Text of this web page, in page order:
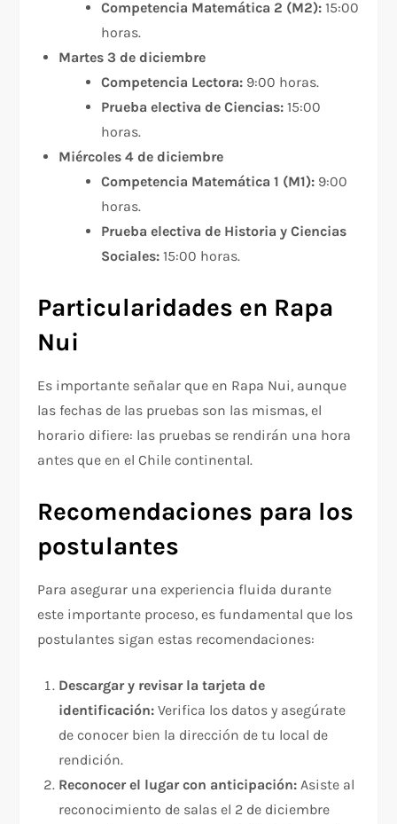
Competencia Matemática 2 (M2): 15:00
horas.
Martes 3 de diciembre
Competencia Lectora: 9:00 horas.
Prueba electiva de Ciencias: 15:00
horas.
Miércoles 4 de diciembre
Competencia Matemática 1 (M1): 9:00
horas.
Prueba electiva de Historia y Ciencias
Sociales: 15:00 horas.
Particularidades en Rapa
Nui
Es importante señalar que en Rapa Nui, aunque
las fechas de las pruebas son las mismas, el
horario difiere: las pruebas se rendirán una hora
antes que en el Chile continental.
Recomendaciones para los
postulantes
Para asegurar una experiencia fluida durante
este importante proceso, es fundamental que los
postulantes sigan estas recomendaciones:
Descargar y revisar la tarjeta de
identificación: Verifica los datos y asegúrate
de conocer bien la dirección de tu local de
rendición.
Reconocer el lugar con anticipación: Asiste al
reconocimiento de salas el 2 de diciembre